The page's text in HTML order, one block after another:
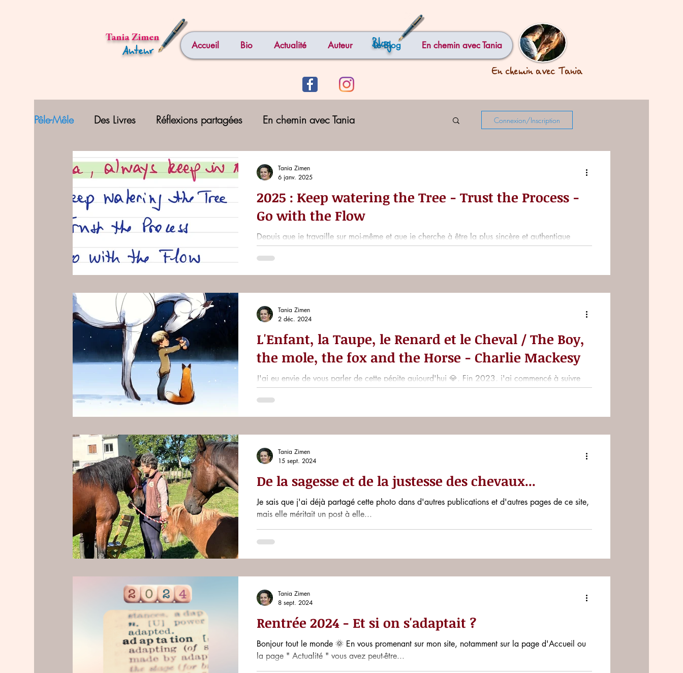
Accueil Bio Actualité Auteur Le Blog En chemin avec Tania
Blog
Tania Zimen
Auteur
En chemin avec Tania
Pêle-Mêle Des Livres Réflexions partagées En chemin avec Tania Connexion/Inscription
2025 : Keep watering the Tree - Trust the Process -
Go with the Flow
Depuis que je travaille sur moi-même et que je cherche à être la plus sincère et authentique
possible, je ne fais plus de résolutions en...
Tania Zimen
6 janv. 2025
L'Enfant, la Taupe, le Renard et le Cheval / The Boy,
the mole, the fox and the Horse - Charlie Mackesy
J'ai eu envie de vous parler de cette pépite aujourd'hui 💎. Fin 2023, j'ai commencé à suivre
l'auteur Charlie Mackesy sur ses réseaux...
Tania Zimen
2 déc. 2024
De la sagesse et de la justesse des chevaux...
Je sais que j'ai déjà partagé cette photo dans d'autres publications et d'autres pages de ce site,
mais elle méritait un post à elle...
Tania Zimen
15 sept. 2024
Rentrée 2024 - Et si on s'adaptait ?
Bonjour tout le monde 🌞 En vous promenant sur mon site, notamment sur la page d'Accueil ou
la page " Actualité " vous avez peut-être...
Tania Zimen
8 sept. 2024